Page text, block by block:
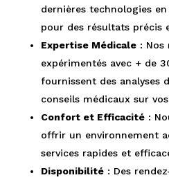
dernières technologies
pour des résultats précis
Expertise Médicale: Nos
expérimentés avec + de
fournissent des analyses
conseils médicaux sur
Confort et Efficacité:
offrir un environnement
services rapides et
Disponibilité: Des